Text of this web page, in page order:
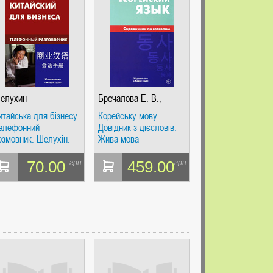
для бізнесу.
Шелухін.
Мова
70.00 грн
Бречалова Е. В.,
Цыденова Д. С.
Корейську мову.
Довідник з дієсловів.
Жива мова
459.00грн